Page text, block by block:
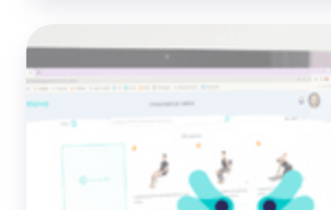
La
Téléréadaptation
:
Révolution
l'Hospitalisation